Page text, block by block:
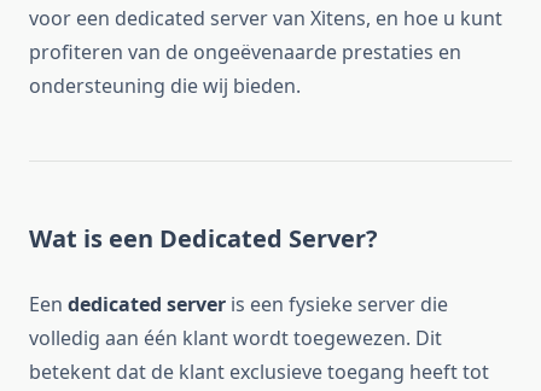
voor een dedicated server van Xitens, en hoe u kunt
profiteren van de ongeëvenaarde prestaties en
ondersteuning die wij bieden.
Wat is een Dedicated Server?
Een dedicated server is een fysieke server die
volledig aan één klant wordt toegewezen. Dit
betekent dat de klant exclusieve toegang heeft tot